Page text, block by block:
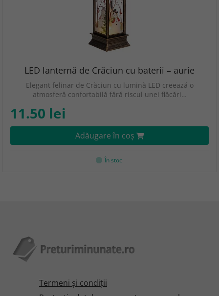
LED lanternă de Crăciun cu baterii – aurie
Elegant felinar de Crăciun cu lumină LED creează o
atmosferă confortabilă fără riscul unei flăcări…
11.50 lei
Adăugare în coş
În stoc
Termeni şi condiţii